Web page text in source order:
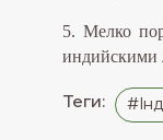
5. Мелко
индийскими
Теги: